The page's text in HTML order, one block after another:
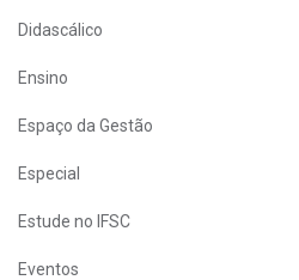
Didascálico
Ensino
Espaço da Gestão
Especial
Estude no IFSC
Eventos